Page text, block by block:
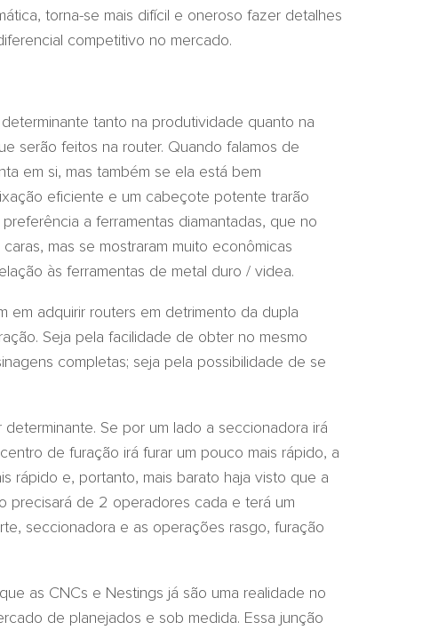
torna-se mais difícil e oneroso fazer detalhes
competitivo no mercado.
tanto na produtividade quanto na
serão feitos na router. Quando falamos de
em si, mas também se ela está bem
eficiente e um cabeçote potente trarão
a ferramentas diamantadas, que no
mas se mostraram muito econômicas
às ferramentas de metal duro / videa.
em adquirir routers em detrimento da dupla
Seja pela facilidade de obter no mesmo
completas; seja pela possibilidade de se
Se por um lado a seccionadora irá
de furação irá furar um pouco mais rápido, a
rápido e, portanto, mais barato haja visto que a
precisará de 2 operadores cada e terá um
seccionadora e as operações rasgo, furação
as CNCs e Nestings já são uma realidade no
de planejados e sob medida. Essa junção